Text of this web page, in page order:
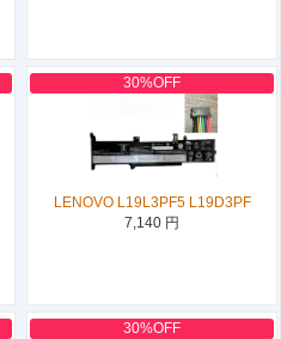
30%OFF
LENOVO L19L3PF5 L19D3PF
7,140 円
30%OFF